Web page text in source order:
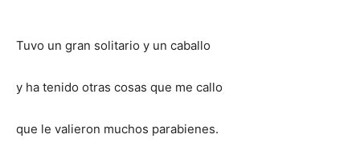
Tuvo un gran solitario y un caballo
y ha tenido otras cosas que me callo
que le valieron muchos parabienes.